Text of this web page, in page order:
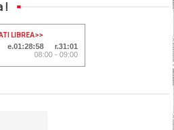
LIBREA>>
01:28:58
31:01
08:00 - 09:00